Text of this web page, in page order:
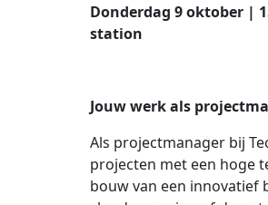
Donderdag 9 oktober |
station
Jouw werk als
Als projectmanager bij
projecten met een hoge
bouw van een innovatief